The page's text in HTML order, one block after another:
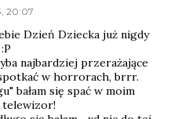
20:07
Dzień Dziecka już nigdy
najbardziej przerażające
w horrorach, brrr.
bałam się spać w moim
telewizor!